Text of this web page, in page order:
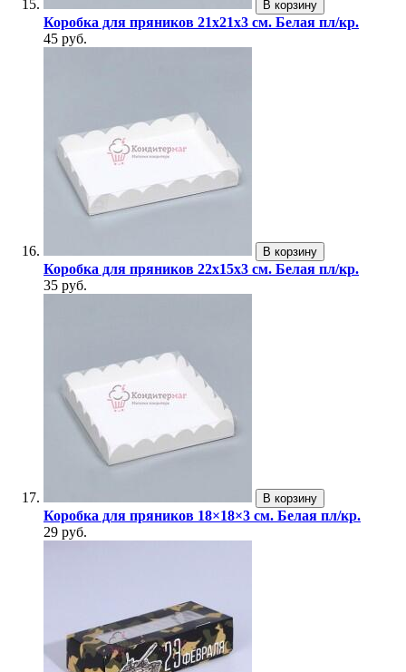
В корзину
Коробка для пряников 21х21х3 см. Белая пл/кр.
45 руб.
В корзину
Коробка для пряников 22х15х3 см. Белая пл/кр.
35 руб.
В корзину
Коробка для пряников 18×18×3 см. Белая пл/кр.
29 руб.